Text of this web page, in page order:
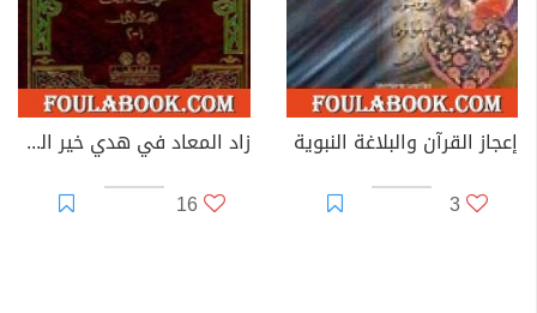
إعجاز القرآن والبلاغة النبوية
3
زاد المعاد في هدي خير العباد
16